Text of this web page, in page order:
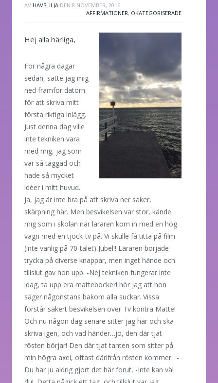
AV HAVSLILJA DEN 8 NOVEMBER, 2016
AFFIRMATIONER, OKATEGORISERADE
Hej alla härliga,
För några dagar
sedan, satte jag mig
ned framför datorn
för att skriva mitt
första riktiga inlägg.
Just denna dag ville
inte tekniken vara
med mig, jag som
var så taggad och
hade så mycket
idéer i mitt huvud.
Ja, jag är inte bra på att skriva ner saker,
skärpning här. Men besvikelsen var stor, kände
mig som i skolan när läraren kom in med en hög
vagn med en tjock-tv på. Vi skulle få titta på film
(inte vanlig på 70-talet) Jubel!! Läraren började
trycka på diverse knappar, men inget hände och
tillslut gav hon upp. -Nej tekniken fungerar inte
idag, ta upp era matteböcker! hör jag att hon
säger någonstans bakom alla suckar. Vissa
förstår säkert besvikelsen över Tv kontra Matte!
Och nu någon dag senare sitter jag här och ska
skriva igen, och vad händer…jo, den där tjat
rösten börjar! Den där tjat tanten som sitter på
min högra axel, oftast därifrån rösten kommer. -
Du har ju aldrig gjort det här förut, -Inte kan väl